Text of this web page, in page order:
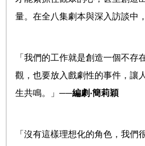
量。在全八集劇本與深入訪談中
「我們的工作就是創造一個不存
觀，也要放入戲劇性的事件，讓
生共鳴。」 ──編劇‧簡莉穎
「沒有這樣理想化的角色，我們